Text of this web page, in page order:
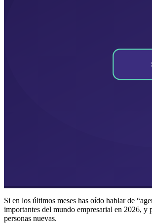
Si en los últimos meses has oído hablar de
importantes del mundo empresarial en 2026, y
personas nuevas.